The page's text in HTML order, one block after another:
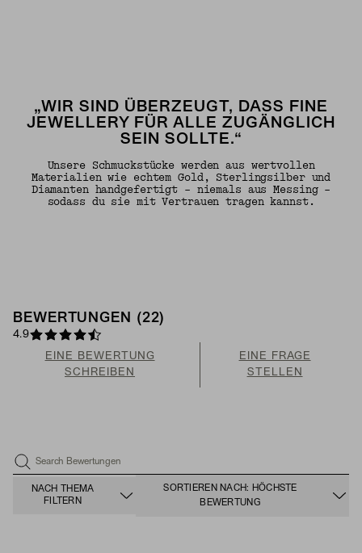
„WIR SIND ÜBERZEUGT, DASS FINE
JEWELLERY FÜR ALLE ZUGÄNGLICH
SEIN SOLLTE.“
Unsere Schmuckstücke werden aus wertvollen
Materialien wie echtem Gold, Sterlingsilber und
Diamanten handgefertigt – niemals aus Messing –
sodass du sie mit Vertrauen tragen kannst.
BEWERTUNGEN (22)
4.9
EINE BEWERTUNG
SCHREIBEN
EINE FRAGE
STELLEN
Search Bewertungen
NACH THEMA
FILTERN
SORTIEREN NACH: HÖCHSTE
BEWERTUNG